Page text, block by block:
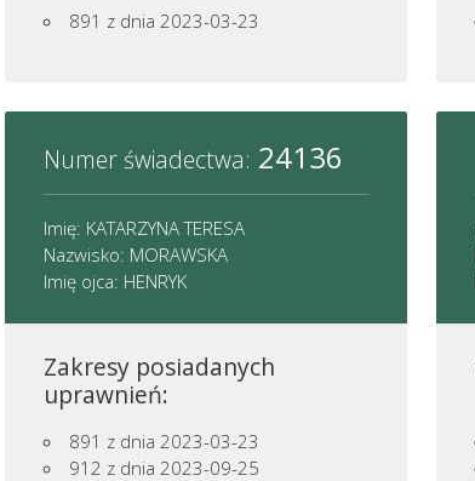
891 z dnia 2023-03-23
Numer świadectwa: 24136
Imię: KATARZYNA TERESA
Nazwisko: MORAWSKA
Imię ojca: HENRYK
Zakresy posiadanych
uprawnień:
891 z dnia 2023-03-23
912 z dnia 2023-09-25